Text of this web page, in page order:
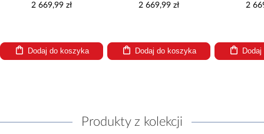
2 669,99 zł
Dodaj do koszyka
2 669,99 zł
Dodaj do koszyka
2 669,99 zł
Dodaj do
Produkty z kolekcji